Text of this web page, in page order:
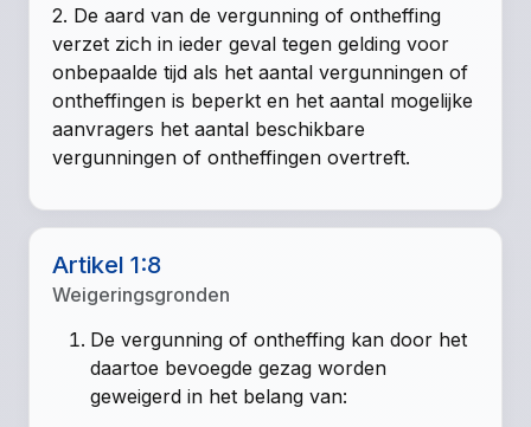
2. De aard van de vergunning of ontheffing
verzet zich in ieder geval tegen gelding voor
onbepaalde tijd als het aantal vergunningen of
ontheffingen is beperkt en het aantal mogelijke
aanvragers het aantal beschikbare
vergunningen of ontheffingen overtreft.
Artikel 1:8
Weigeringsgronden
De vergunning of ontheffing kan door het
daartoe bevoegde gezag worden
geweigerd in het belang van: